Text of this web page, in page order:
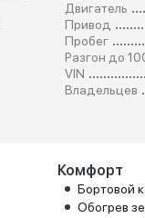
Двигатель
Привод
Пробег
Разгон до
VIN
Владельцев
Комфорт
Бортовой
Обогрев